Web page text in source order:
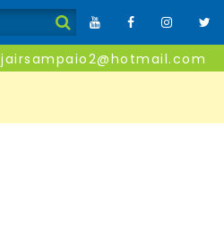
jairsampaio2@hotmail.com